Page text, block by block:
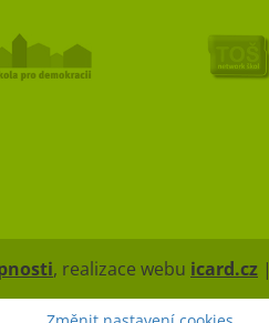
, realizace webu icard.cz